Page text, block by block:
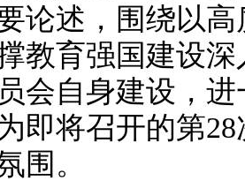
论述，围绕以
教育强国建设
会自身建设，
即将召开的第
围。